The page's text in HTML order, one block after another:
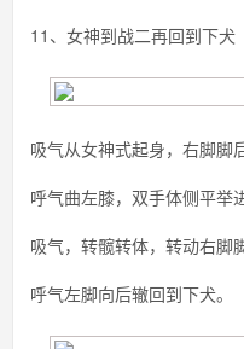
11、女神到战二再回到下犬
吸气从女神式起身，右脚脚
呼气曲左膝，双手体侧平举
吸气，转髋转体，转动右脚
呼气左脚向后辙回到下犬。